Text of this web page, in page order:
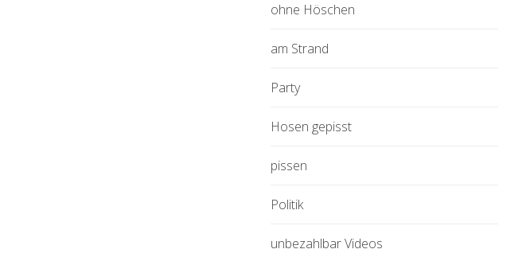
ohne Höschen
am Strand
Party
Hosen gepisst
pissen
Politik
unbezahlbar Videos